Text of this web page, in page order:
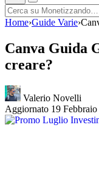
Cerca
Home›Guide Varie›
Canva Guida
creare?
Valerio Novelli
Aggiornato 19